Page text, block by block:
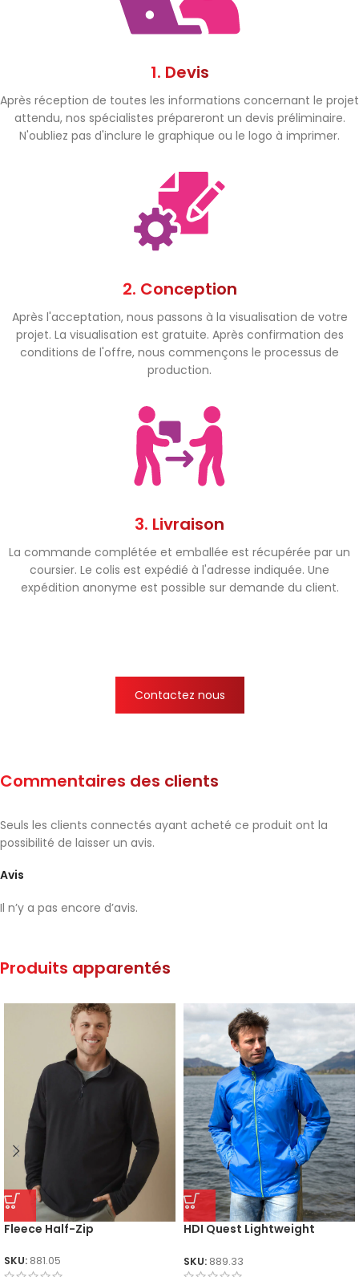
1. Devis
Après réception de toutes les informations concernant le projet
attendu, nos spécialistes prépareront un devis préliminaire.
N'oubliez pas d'inclure le graphique ou le logo à imprimer.
2. Conception
Après l'acceptation, nous passons à la visualisation de votre
projet. La visualisation est gratuite. Après confirmation des
conditions de l'offre, nous commençons le processus de
production.
3. Livraison
La commande complétée et emballée est récupérée par un
coursier. Le colis est expédié à l'adresse indiquée. Une
expédition anonyme est possible sur demande du client.
Contactez nous
Commentaires des clients
Avis
Il n’y a pas encore d’avis.
Seuls les clients connectés ayant acheté ce produit ont la
possibilité de laisser un avis.
Produits apparentés
Fleece Half-Zip
SKU: 881.05
HDI Quest Lightweight
SKU: 889.33